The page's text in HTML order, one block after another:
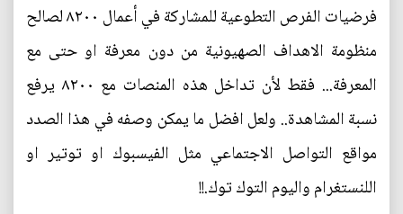
فرضيات الفرص التطوعية للمشاركة في أعمال ٨٢٠٠ لصالح
منظومة الاهداف الصهيونية من دون معرفة او حتى مع
المعرفة... فقط لأن تداخل هذه المنصات مع ٨٢٠٠ يرفع
نسبة المشاهدة.. ولعل افضل ما يمكن وصفه في هذا الصدد
مواقع التواصل الاجتماعي مثل الفيسبوك او توتير او
اللنستغرام واليوم التوك توك.!!